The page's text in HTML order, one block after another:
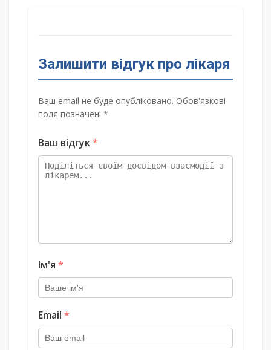
Залишити відгук про лікаря
Ваш email не буде опубліковано. Обов'язкові
поля позначені *
Ваш відгук*
Ім'я *
Email *